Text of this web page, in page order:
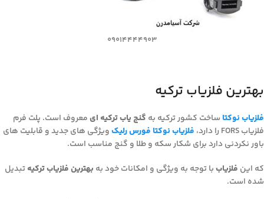
09014444903
بهترین فلزیاب ترکیه
فلزیاب نوکتا ساخت کشور ترکیه به گنج یاب ترکیه ایمعروف است. پلت فرم
فلزیاب FORS را دارد،
فلزیاب نوکتا فورس رلیکویژگی های جدید و قابلیت های
باور نکردنی دارد برای شکار سکه و طلا و گنج مناسب است.
که این فلزیاببا توجه به ویژگی و امکانات خود به بهترین فلزیاب ترکیهتبدیل
شده است.